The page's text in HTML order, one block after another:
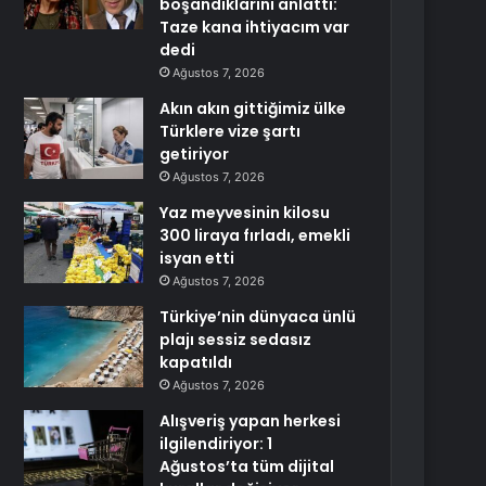
boşandıklarını anlattı:
Taze kana ihtiyacım var
dedi
Ağustos 7, 2026
Akın akın gittiğimiz ülke
Türklere vize şartı
getiriyor
Ağustos 7, 2026
Yaz meyvesinin kilosu
300 liraya fırladı, emekli
isyan etti
Ağustos 7, 2026
Türkiye’nin dünyaca ünlü
plajı sessiz sedasız
kapatıldı
Ağustos 7, 2026
Alışveriş yapan herkesi
ilgilendiriyor: 1
Ağustos’ta tüm dijital